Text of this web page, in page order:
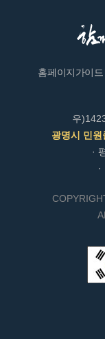
홈페이지가이드
우
광명시 민
·